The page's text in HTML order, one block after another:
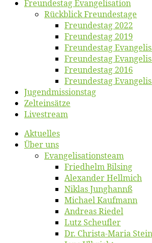
Freun­des­tag Evangelisation
Rück­blick Freundestage
Freun­des­tag 2022
Freun­des­tag 2019
Freun­des­tag
Freun­des­tag
Freun­des­tag 2016
Freun­des­tag
Jugend­mis­sions­tag
Zelt­ein­sät­ze
Live­stream
Ak­tu­el­les
Über uns
Evangelisa­tions­team
Fried­helm Bilsing
Alex­an­der Hellmich
Ni­klas Junghannß
Mi­cha­el Kaufmann
An­dre­as Riedel
Lutz Scheuf­ler
Dr. Chris­­ta-Ma­ria